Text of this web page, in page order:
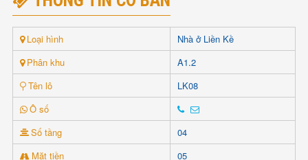
Loại hình
Nhà ở Liền Kề
Phân khu
A1.2
Tên lô
LK08
Ô số
Số tầng
04
Mặt tiền
05